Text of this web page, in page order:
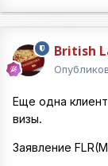
British
Еще одна
визы.
Заявление